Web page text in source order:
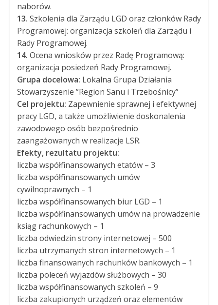
naborów.
13. Szkolenia dla Zarządu LGD oraz członków Rady
Programowej: organizacja szkoleń dla Zarządu i
Rady Programowej.
14. Ocena wniosków przez Radę Programową:
organizacja posiedzeń Rady Programowej.
Grupa docelowa: Lokalna Grupa Działania
Stowarzyszenie ”Region Sanu i Trzebośnicy”
Cel projektu: Zapewnienie sprawnej i efektywnej
pracy LGD, a także umożliwienie doskonalenia
zawodowego osób bezpośrednio
zaangażowanych w realizacje LSR.
Efekty, rezultatu projektu:
liczba współfinansowanych etatów – 3
liczba współfinansowanych umów
cywilnoprawnych – 1
liczba współfinansowanych biur LGD – 1
liczba współfinansowanych umów na prowadzenie
ksiąg rachunkowych – 1
liczba odwiedzin strony internetowej – 500
liczba utrzymanych stron internetowych – 1
liczba finansowanych rachunków bankowych – 1
liczba poleceń wyjazdów służbowych – 30
liczba współfinansowanych szkoleń – 9
liczba zakupionych urządzeń oraz elementów